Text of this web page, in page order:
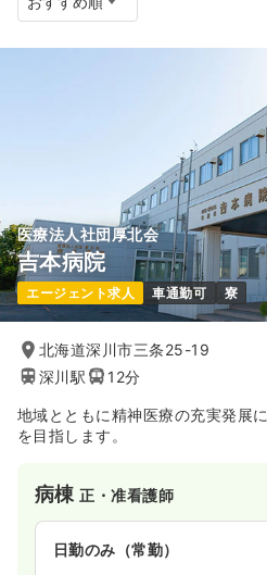
医療法人社団厚北会
吉本病院
エージェント求人 車通勤可 寮
北海道深川市三条25-19
深川駅
12分
地域とともに精神医療の充実発展
を目指します。
病棟正・准看護師
日勤のみ（常勤）